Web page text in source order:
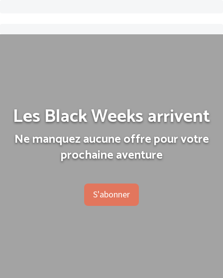
Les Black Weeks arrivent
Ne manquez aucune offre pour votre
prochaine aventure
S'abonner